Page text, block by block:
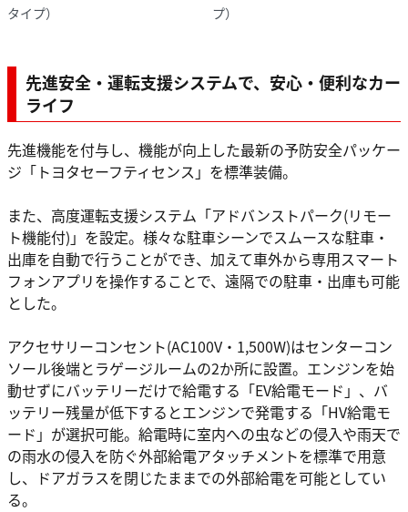
タイプ）
プ）
先進安全・運転支援システムで、安心・便利なカー
ライフ
先進機能を付与し、機能が向上した最新の予防安全パッケー
ジ「トヨタセーフティセンス」を標準装備。
また、高度運転支援システム「アドバンストパーク(リモー
ト機能付)」を設定。様々な駐車シーンでスムースな駐車・
出庫を自動で行うことができ、加えて車外から専用スマート
フォンアプリを操作することで、遠隔での駐車・出庫も可能
とした。
アクセサリーコンセント(AC100V・1,500W)はセンターコン
ソール後端とラゲージルームの2か所に設置。エンジンを始
動せずにバッテリーだけで給電する「EV給電モード」、バ
ッテリー残量が低下するとエンジンで発電する「HV給電モ
ード」が選択可能。給電時に室内への虫などの侵入や雨天で
の雨水の侵入を防ぐ外部給電アタッチメントを標準で用意
し、ドアガラスを閉じたままでの外部給電を可能としてい
る。